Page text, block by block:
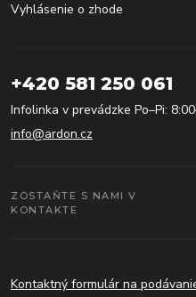
Vyhlásenie o zhode
+420 581 250 061
Infolinka v prevádzke Po–Pi:
info@ardon.cz
ZOSTAŇTE S NAMI V
KONTAKTE
Kontaktný formulár na